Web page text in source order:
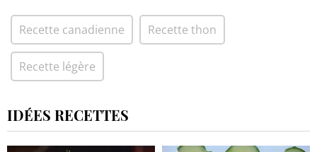
Recette canadienne Recette thon
Recette légère
IDÉES RECETTES